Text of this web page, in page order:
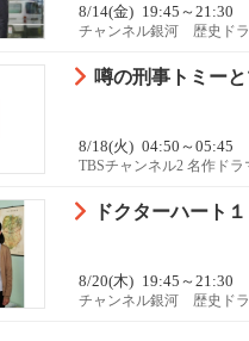
8/14(金) 19:45～21:30
チャンネル銀河 歴史ド
噂の刑事トミー
8/18(火) 04:50～05:45
TBSチャンネル2 名作ド
ドクターハート
8/20(木) 19:45～21:30
チャンネル銀河 歴史ド